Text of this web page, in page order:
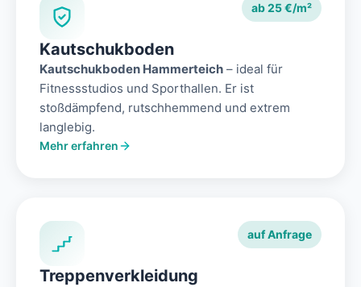
ab 25 €/m²
Kautschukboden
Kautschukboden Hammerteich – ideal für
Fitnessstudios und Sporthallen. Er ist
stoßdämpfend, rutschhemmend und extrem
langlebig.
Mehr erfahren
auf Anfrage
Treppenverkleidung